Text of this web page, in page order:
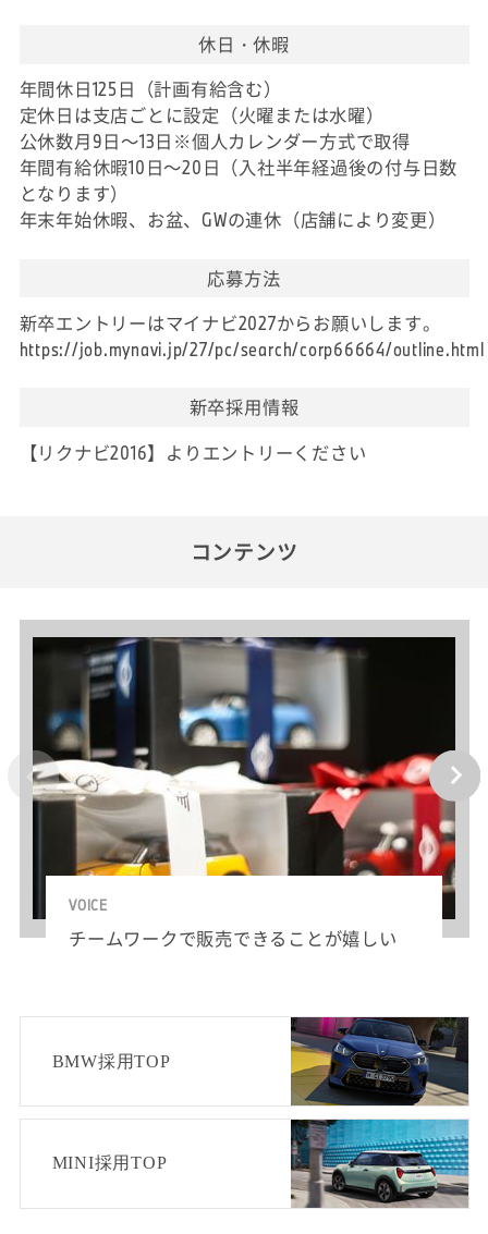
休日・休暇
年間休日125日（計画有給含む）
定休日は支店ごとに設定（火曜または水曜）
公休数月9日～13日※個人カレンダー方式で取得
年間有給休暇10日～20日（入社半年経過後の付与日数
となります）
年末年始休暇、お盆、GWの連休（店舗により変更）
応募方法
新卒エントリーはマイナビ2027からお願いします。
https://job.mynavi.jp/27/pc/search/corp66664/outline.html
新卒採用情報
【リクナビ2016】よりエントリーください
コンテンツ
VOICE
チームワークで販売できることが嬉しい
BMW採用TOP
MINI採用TOP